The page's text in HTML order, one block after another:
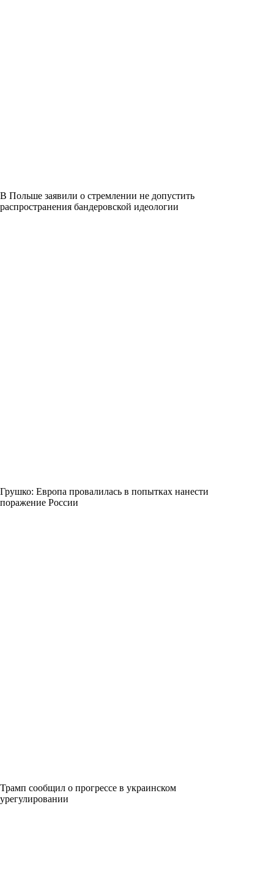
В Польше заявили о стремлении не допустить
распространения бандеровской идеологии
Грушко: Европа провалилась в попытках нанести
поражение России
Трамп сообщил о прогрессе в украинском
урегулировании